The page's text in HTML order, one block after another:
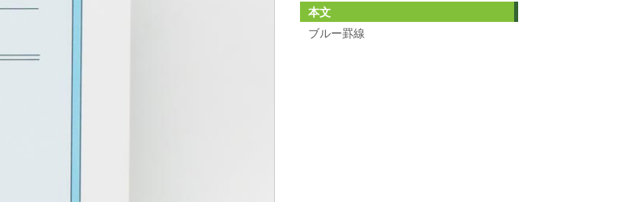
本文
ブルー罫線